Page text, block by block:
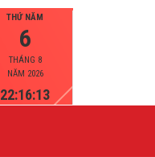
THỨ NĂM
6
THÁNG 8
NĂM 2026
22:16:13